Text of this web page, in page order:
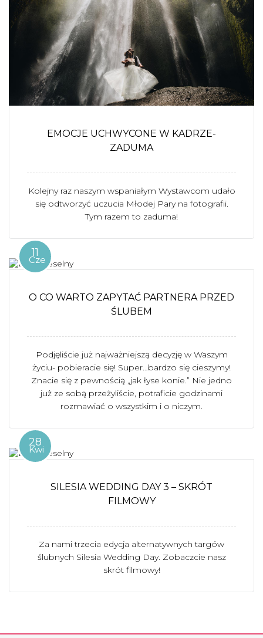
EMOCJE UCHWYCONE W KADRZE-
ZADUMA
Kolejny raz naszym wspaniałym Wystawcom udało
się odtworzyć uczucia Młodej Pary na fotografii.
Tym razem to zaduma!
11
Cze
O CO WARTO ZAPYTAĆ PARTNERA PRZED
ŚLUBEM
Podjęliście już najważniejszą decyzję w Waszym
życiu- pobieracie się! Super…bardzo się cieszymy!
Znacie się z pewnością „jak łyse konie.” Nie jedno
już ze sobą przeżyliście, potraficie godzinami
rozmawiać o wszystkim i o niczym.
28
Kwi
SILESIA WEDDING DAY 3 – SKRÓT
FILMOWY
Za nami trzecia edycja alternatywnych targów
ślubnych Silesia Wedding Day. Zobaczcie nasz
skrót filmowy!